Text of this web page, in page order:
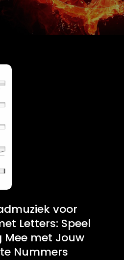
voor
Letters: Speel
Mee met Jouw
Nummers